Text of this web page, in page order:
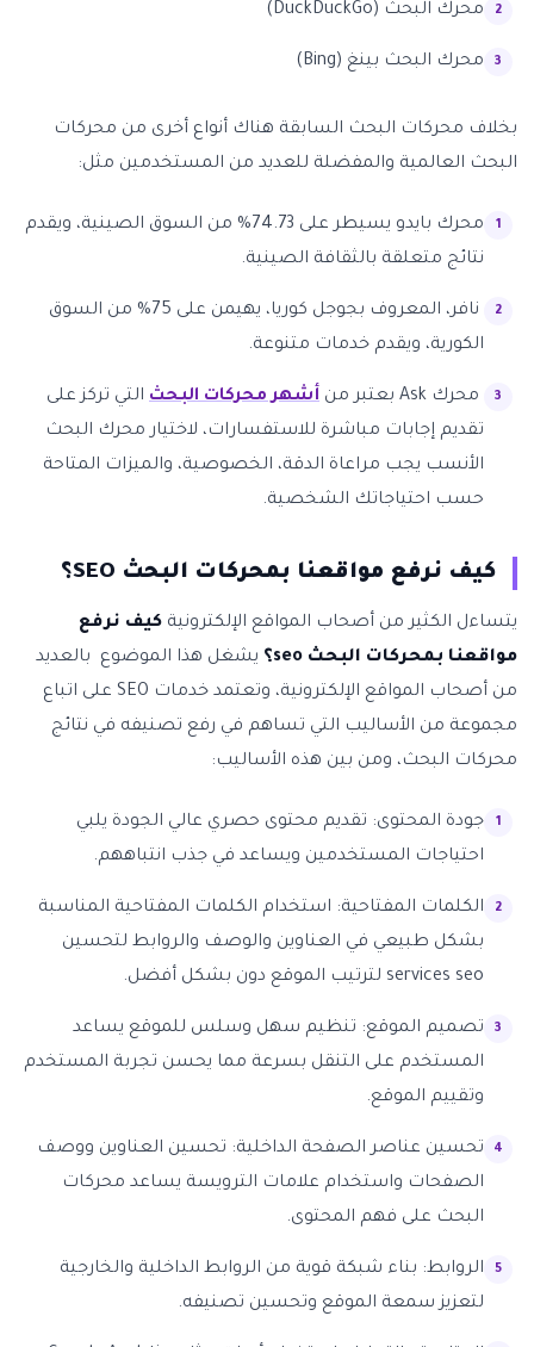
محرك البحث (DuckDuckGo)
محرك البحث بينغ (Bing)
بخلاف محركات البحث السابقة هناك أنواع أخرى من محركات
البحث العالمية والمفضلة للعديد من المستخدمين مثل:
محرك بايدو يسيطر على 74.73% من السوق الصينية، ويقدم
نتائج متعلقة بالثقافة الصينية.
نافر، المعروف بجوجل كوريا، يهيمن على 75% من السوق
الكورية، ويقدم خدمات متنوعة.
محرك Ask بعتبر من أشهر محركات البحث التي تركز على
تقديم إجابات مباشرة للاستفسارات، لاختيار محرك البحث
الأنسب يجب مراعاة الدقة، الخصوصية، والميزات المتاحة
حسب احتياجاتك الشخصية.
كيف نرفع مواقعنا بمحركات البحث SEO؟
يتساءل الكثير من أصحاب المواقع الإلكترونية كيف نرفع
مواقعنا بمحركات البحث seo؟
يشغل هذا الموضوع بالعديد
من أصحاب المواقع الإلكترونية، وتعتمد خدمات SEO على اتباع
مجموعة من الأساليب التي تساهم في رفع تصنيفه في نتائج
محركات البحث، ومن بين هذه الأساليب:
جودة المحتوى: تقديم محتوى حصري عالي الجودة يلبي
احتياجات المستخدمين ويساعد في جذب انتباههم.
الكلمات المفتاحية: استخدام الكلمات المفتاحية المناسبة
بشكل طبيعي في العناوين والوصف والروابط لتحسين
services seo لترتيب الموقع دون بشكل أفضل.
تصميم الموقع: تنظيم سهل وسلس للموقع يساعد
المستخدم على التنقل بسرعة مما يحسن تجربة المستخدم
وتقييم الموقع.
تحسين عناصر الصفحة الداخلية: تحسين العناوين ووصف
الصفحات واستخدام علامات الترويسة يساعد محركات
البحث على فهم المحتوى.
الروابط: بناء شبكة قوية من الروابط الداخلية والخارجية
لتعزيز سمعة الموقع وتحسين تصنيفه.